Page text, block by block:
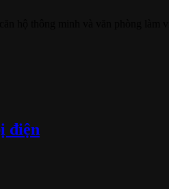
điện